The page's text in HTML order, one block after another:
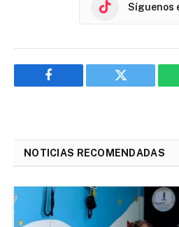
Síguenos
Facebook Twitter
NOTICIAS RECOMENDADAS